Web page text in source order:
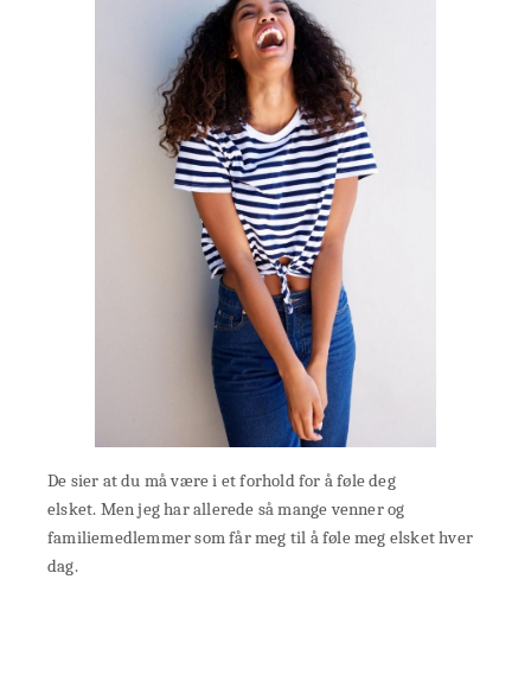
De sier at du må være i et forhold for å føle deg
elsket. Men jeg har allerede så mange venner og
familiemedlemmer som får meg til å føle meg elsket hver
dag.